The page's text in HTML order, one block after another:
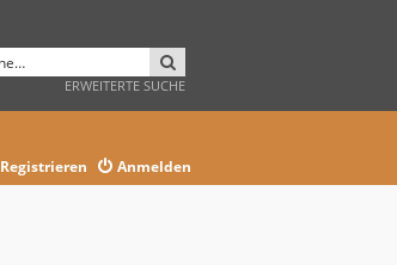
ERWEITERTE SUCHE
Anmelden
Registrieren